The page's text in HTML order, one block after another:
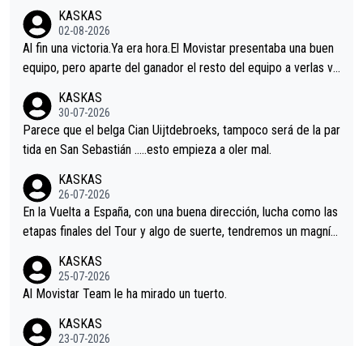
KASKAS
02-08-2026
Al fin una victoria.Ya era hora.El Movistar presentaba una buen
equipo, pero aparte del ganador el resto del equipo a verlas ve
s.La única buena noticia es la mejoría de Enric Más en San Seb
astian.Si en la Vuelta a Burgos sigue la mejoría, podríamos ten
er alguna sorpresa en la Vuelta.Ojalá.
KASKAS
30-07-2026
Parece que el belga Cian Uijtdebroeks, tampoco será de la par
tida en San Sebastián …..esto empieza a oler mal.
KASKAS
26-07-2026
En la Vuelta a España, con una buena dirección, lucha como las
etapas finales del Tour y algo de suerte, tendremos un magnífi
KASKAS
25-07-2026
Al Movistar Team le ha mirado un tuerto.
KASKAS
23-07-2026